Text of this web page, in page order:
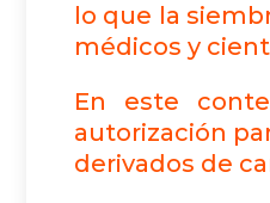
lo que la
médicos y
En este
autorización
derivados de